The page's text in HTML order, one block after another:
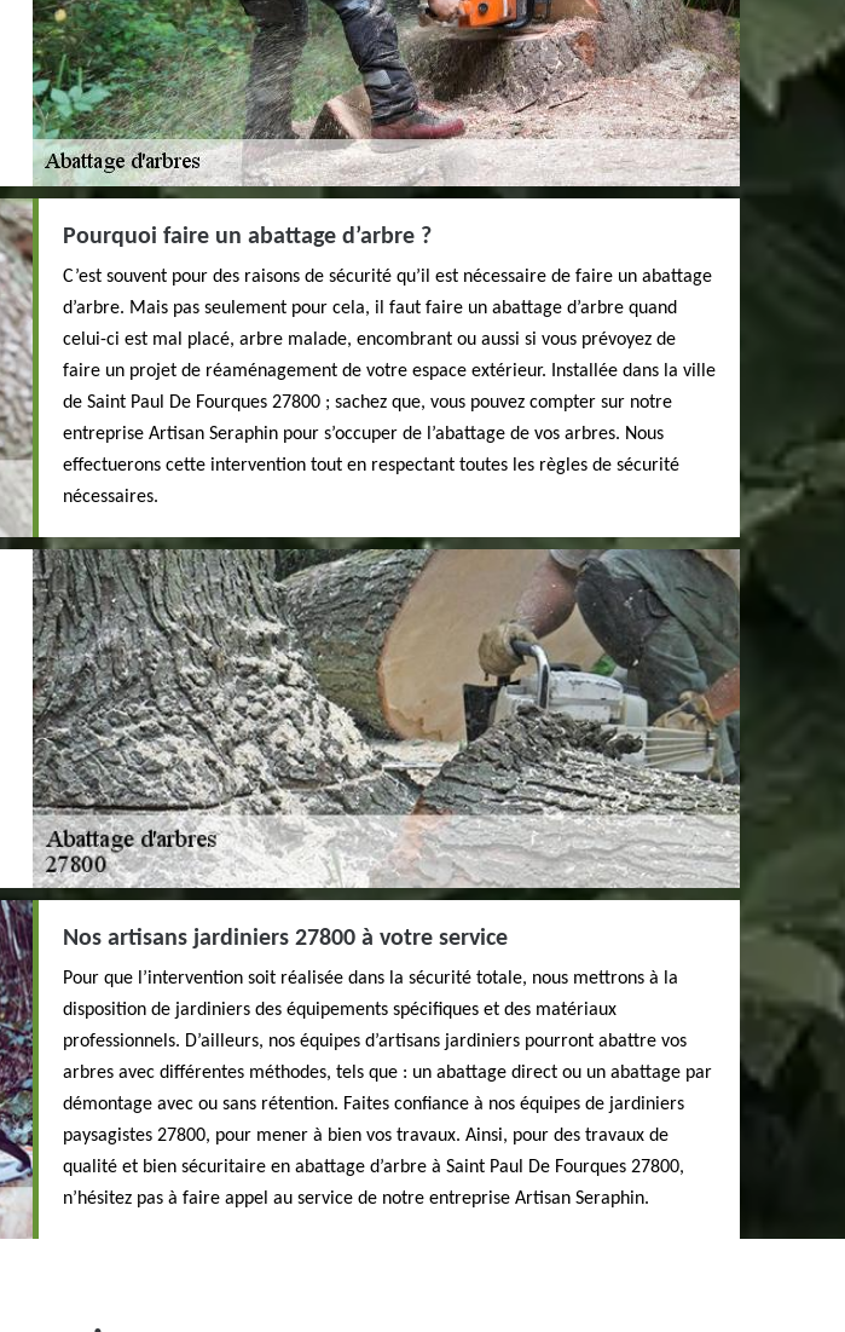
Pourquoi faire un abattage d’arbre ?
C’est souvent pour des raisons de sécurité qu’il est nécessaire de faire un abattage
d’arbre. Mais pas seulement pour cela, il faut faire un abattage d’arbre quand
celui-ci est mal placé, arbre malade, encombrant ou aussi si vous prévoyez de
faire un projet de réaménagement de votre espace extérieur. Installée dans la ville
de Saint Paul De Fourques 27800 ; sachez que, vous pouvez compter sur notre
entreprise Artisan Seraphin pour s’occuper de l’abattage de vos arbres. Nous
effectuerons cette intervention tout en respectant toutes les règles de sécurité
nécessaires.
Nos artisans jardiniers 27800 à votre service
Pour que l’intervention soit réalisée dans la sécurité totale, nous mettrons à la
disposition de jardiniers des équipements spécifiques et des matériaux
professionnels. D’ailleurs, nos équipes d’artisans jardiniers pourront abattre vos
arbres avec différentes méthodes, tels que : un abattage direct ou un abattage par
démontage avec ou sans rétention. Faites confiance à nos équipes de jardiniers
paysagistes 27800, pour mener à bien vos travaux. Ainsi, pour des travaux de
qualité et bien sécuritaire en abattage d’arbre à Saint Paul De Fourques 27800,
n’hésitez pas à faire appel au service de notre entreprise Artisan Seraphin.